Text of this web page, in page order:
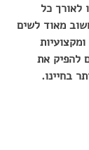
לאורך כל
מאוד לשים
להפיק את
בחיינו.